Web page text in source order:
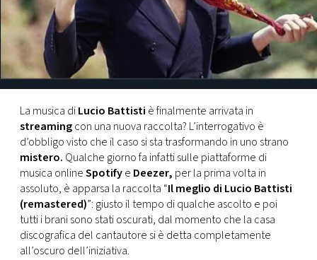
TV
PRINCIPATO
DI
MONACO
RMC
CONSIGLIA
La musica diLucio Battisti è finalmente arrivata in
streamingcon una nuova raccolta? L’interrogativo è
d’obbligo visto che il caso si sta trasformando in uno strano
mistero. Qualche giorno fa infatti sulle piattaforme di
musica onlineSpotifye Deezer, per la prima volta in
assoluto, è apparsa la raccolta “Il meglio di Lucio Battisti
(remastered)”: giusto il tempo di qualche ascolto e poi
tutti i brani sono stati oscurati, dal momento che la casa
discografica del cantautore si è detta completamente
all’oscuro dell’iniziativa.